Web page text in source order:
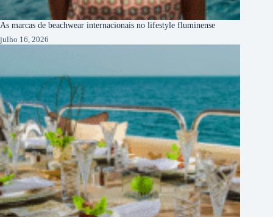
As marcas de beachwear internacionais no lifestyle fluminense
julho 16, 2026